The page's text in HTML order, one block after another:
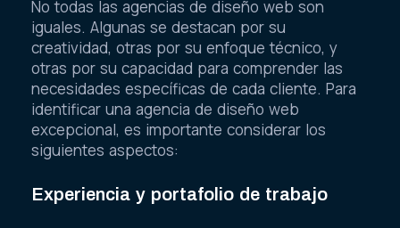
No todas las agencias de diseño web son
iguales. Algunas se destacan por su
creatividad, otras por su enfoque técnico, y
otras por su capacidad para comprender las
necesidades específicas de cada cliente. Para
identificar una agencia de diseño web
excepcional, es importante considerar los
siguientes aspectos:
Experiencia y portafolio de trabajo